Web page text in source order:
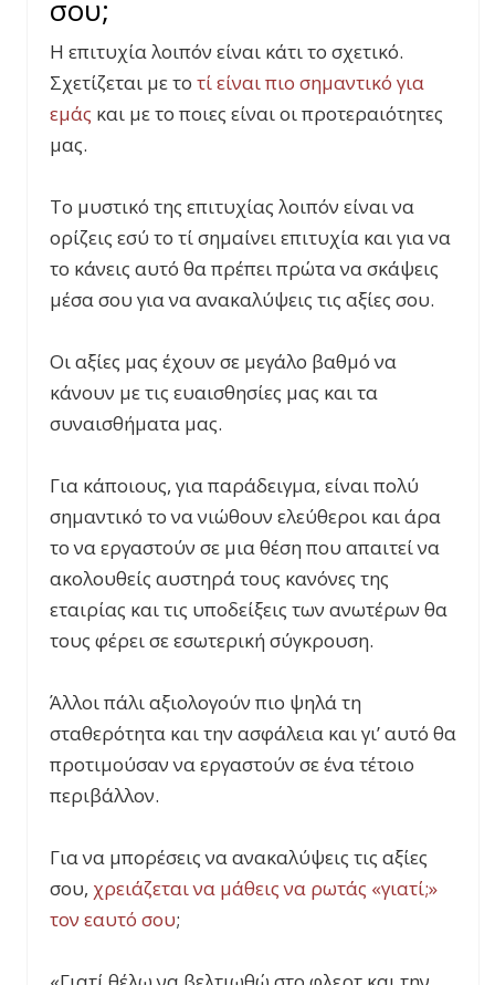
σου;
Η επιτυχία λοιπόν είναι κάτι το σχετικό.
Σχετίζεται με το τί είναι πιο σημαντικό για
εμάς και με το ποιες είναι οι προτεραιότητες
μας.
Το μυστικό της επιτυχίας λοιπόν είναι να
ορίζεις εσύ το τί σημαίνει επιτυχία και για να
το κάνεις αυτό θα πρέπει πρώτα να σκάψεις
μέσα σου για να ανακαλύψεις τις αξίες σου.
Οι αξίες μας έχουν σε μεγάλο βαθμό να
κάνουν με τις ευαισθησίες μας και τα
συναισθήματα μας.
Για κάποιους, για παράδειγμα, είναι πολύ
σημαντικό το να νιώθουν ελεύθεροι και άρα
το να εργαστούν σε μια θέση που απαιτεί να
ακολουθείς αυστηρά τους κανόνες της
εταιρίας και τις υποδείξεις των ανωτέρων θα
τους φέρει σε εσωτερική σύγκρουση.
Άλλοι πάλι αξιολογούν πιο ψηλά τη
σταθερότητα και την ασφάλεια και γι’ αυτό θα
προτιμούσαν να εργαστούν σε ένα τέτοιο
περιβάλλον.
Για να μπορέσεις να ανακαλύψεις τις αξίες
σου, χρειάζεται να μάθεις να ρωτάς «γιατί;»
τον εαυτό σου;